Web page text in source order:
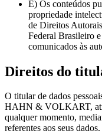
E) Os conteúdos
propriedade
de Direitos
Federal Brasileiro
comunicados às
Direitos do
O titular de dados
HAHN & VOLKART,
qualquer momento,
referentes aos seus dados.